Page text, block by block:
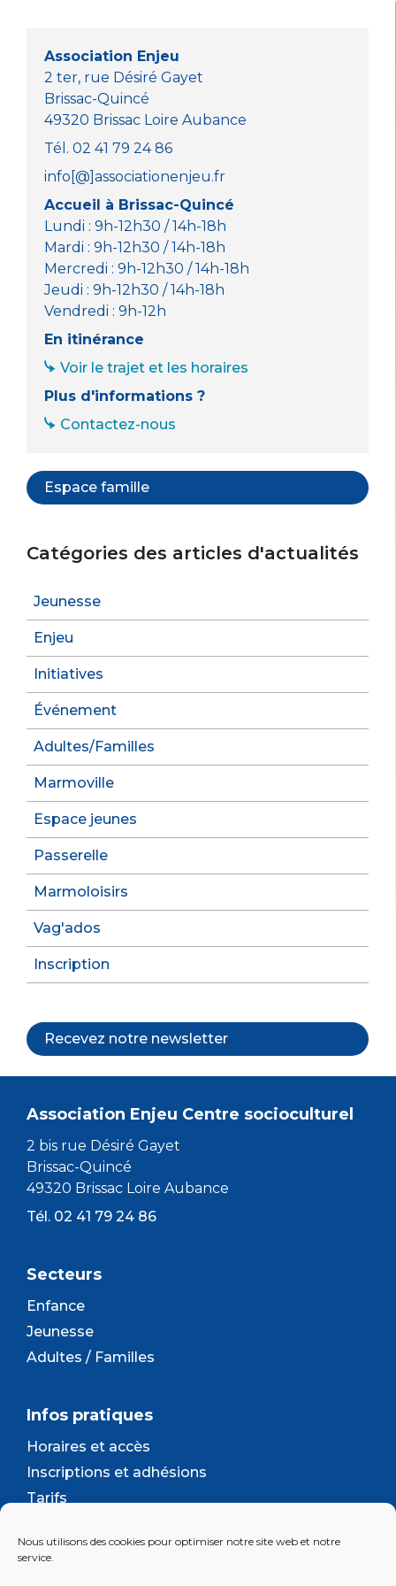
Nous utilisons des cookies pour optimiser notre site web et notre
service.
o
k
p er
Association Enjeu
2 ter, rue Désiré Gayet
Brissac-Quincé
49320 Brissac Loire Aubance
Tél. 02 41 79 24 86
info[@]associationenjeu.fr
Accueil à Brissac-Quincé
Lundi : 9h-12h30 / 14h-18h
Mardi : 9h-12h30 / 14h-18h
Mercredi : 9h-12h30 / 14h-18h
Jeudi : 9h-12h30 / 14h-18h
Vendredi : 9h-12h
En itinérance
Voir le trajet et les horaires
Plus d'informations ?
Contactez-nous
Espace famille
Catégories des articles d'actualités
Jeunesse
Enjeu
Initiatives
Événement
Adultes/Familles
Marmoville
Espace jeunes
Passerelle
Marmoloisirs
Vag'ados
Inscription
Recevez notre newsletter
Association Enjeu Centre socioculturel
2 bis rue Désiré Gayet
Brissac-Quincé
49320 Brissac Loire Aubance
Tél. 02 41 79 24 86
Secteurs
Enfance
Jeunesse
Adultes / Familles
Infos pratiques
Horaires et accès
Inscriptions et adhésions
Tarifs
Contact